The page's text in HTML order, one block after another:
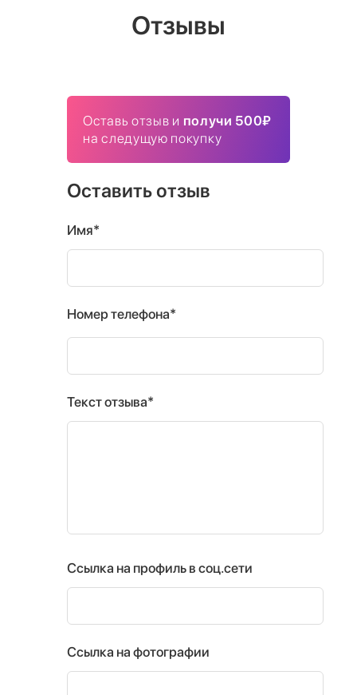
Отзывы
Оставь отзыв и получи 500₽
на следущую покупку
Оставить отзыв
Имя*
Номер телефона*
Текст отзыва*
Ссылка на профиль в соц.сети
Ссылка на фотографии